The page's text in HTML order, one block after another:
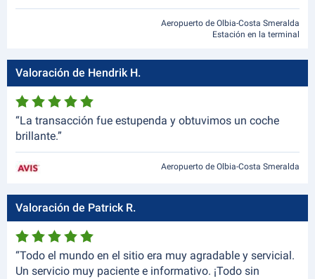
Aeropuerto de Olbia-Costa Smeralda
Estación en la terminal
Valoración de Hendrik H.
“La transacción fue estupenda y obtuvimos un coche
brillante.”
Aeropuerto de Olbia-Costa Smeralda
Valoración de Patrick R.
“Todo el mundo en el sitio era muy agradable y servicial.
Un servicio muy paciente e informativo. ¡Todo sin